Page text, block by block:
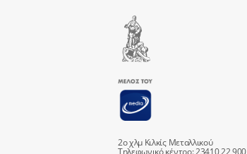
2ο χλμ Κιλκίς Μεταλλικού
Τηλεφωνικό κέντρο: 23410 22 900